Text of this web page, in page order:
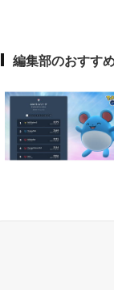
編集部のおすす